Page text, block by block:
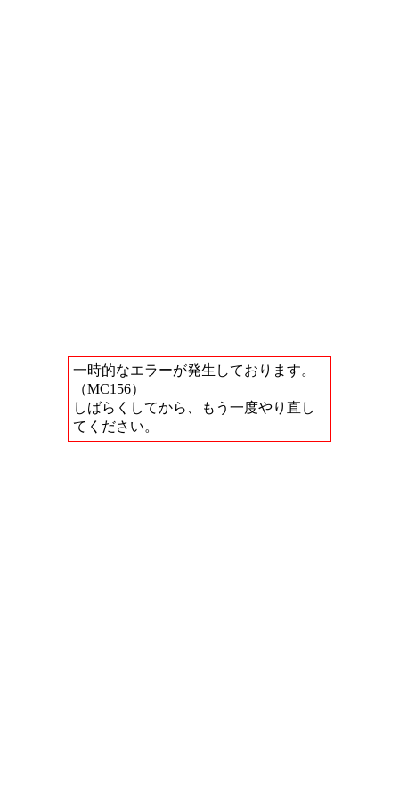
一時的なエラーが発生しております。
（MC156）
しばらくしてから、もう一度やり直し
てください。